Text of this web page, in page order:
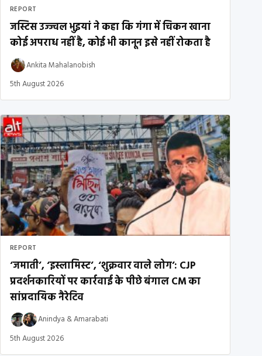
REPORT
जस्टिस उज्ज्वल भुइयां ने कहा कि गंगा में चिकन खाना
कोई अपराध नहीं है, कोई भी कानून इसे नहीं रोकता है
Ankita Mahalanobish
5th August 2026
REPORT
‘जमाती’, ‘इस्लामिस्ट’, ‘शुक्रवार वाले लोग’: CJP
प्रदर्शनकारियों पर कार्रवाई के पीछे बंगाल CM का
सांप्रदायिक नैरेटिव
Anindya &Amarabati
5th August 2026